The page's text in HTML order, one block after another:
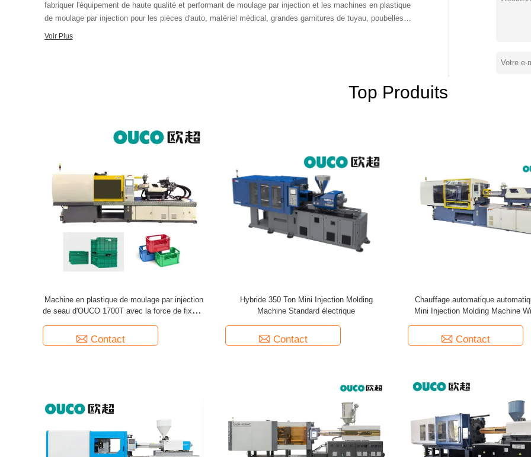
fabriquer l'équipement de haute qualité et performant de moulage par injection et les machines en plastique
de moulage par injection pour les pièces d'auto, matériel médical, grandes garnitures de tuyau, poubelles,
corbeilles de fruits de plateau et d'autres champs du marché, adaptant le rendement élevé et l'économie
avec la grande course d'ouverture du moule de la principale par injection de moulage industrie de machine,
conception de module de capacité d'extra large pour rencontrer des moules avec le grand secteur projeté,
le système de moulage par injection adopte le double contrôle linéaire à haute précision de rail de guide.
Il peut effectivement réduire le frottement mécanique et améliorer la précision d'injection. Dernière
génération décrite de Hongxun ordinateur vertical de contact d'écran de 15 pouces. Soutient simultanément
la gestion de consommation d'énergie de la machine entière et la gestion centralisée de tous les
paramètres, double contrôle de puissance standard de moteur servo pour améliorer l'efficacité de
Voir Plus
Top Produits
Machine en plastique de moulage par injection
de seau d'OUCO 1700T avec la force de fixage
Contact
Hybride 350 Ton Mini Injection Molding
Machine Standard électrique
Contact
Chauffage automatique
Mini Injection Molding Machine
Contact